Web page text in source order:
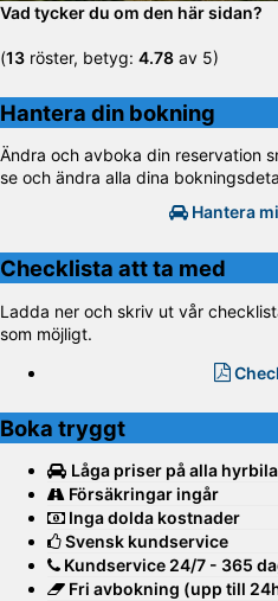
Vad tycker du om den här sidan?
(13 röster, betyg: 4.78 av 5)
Hantera din bokning
Ändra och avboka din reservation
se och ändra alla dina
Hantera
Checklista att ta med
Ladda ner och skriv ut vår
som möjligt.
Boka tryggt
Låga priser på alla
Försäkringar ingår
Inga dolda kostnader
Svensk kundservice
Kundservice 24/7 - 365
Fri avbokning (upp till